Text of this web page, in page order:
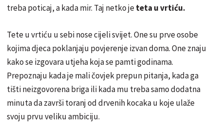
treba poticaj, a kada mir. Taj netko jeteta u vrtiću.
Tete u vrtiću u sebi nose cijeli svijet. One su prve osobe
kojima djeca poklanjaju povjerenje izvan doma. One znaju
kako se izgovara utjeha koja se pamti godinama.
Prepoznaju kada je mali čovjek prepun pitanja, kada ga
tišti neizgovorena briga ili kada mu treba samo dodatna
minuta da završi toranj od drvenih kocaka u koje ulaže
svoju prvu veliku ambiciju.